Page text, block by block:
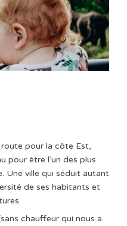
pour la côte Est,
pour être l’un des plus
Une ville qui séduit autant
de ses habitants et
chauffeur qui nous a